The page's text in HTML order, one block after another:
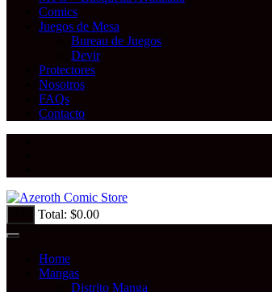
Comics
Juegos de Mesa
Bureau de Juegos
Devir
Protectores
Nosotros
FAQs
Contacto
Total: $0.00
Home
Mangas
Distrito Manga